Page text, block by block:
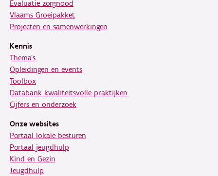
Evaluatie zorgnood
Vlaams Groeipakket
Projecten en samenwerkingen
Kennis
Thema's
Opleidingen en events
Toolbox
Databank kwaliteitsvolle praktijken
Cijfers en onderzoek
Onze websites
Portaal lokale besturen
Portaal jeugdhulp
Kind en Gezin
Jeugdhulp